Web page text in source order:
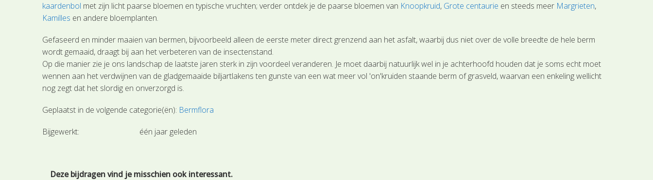
kaardenbol met zijn licht paarse bloemen en typische vruchten; verder ontdek je de paarse bloemen van Knoopkruid, Grote centaurie en steeds meer Margrieten,
Kamilles en andere bloemplanten.
Gefaseerd en minder maaien van bermen, bijvoorbeeld alleen de eerste meter direct grenzend aan het asfalt, waarbij dus niet over de volle breedte de hele berm
wordt gemaaid, draagt bij aan het verbeteren van de insectenstand.
Op die manier zie je ons landschap de laatste jaren sterk in zijn voordeel veranderen. Je moet daarbij natuurlijk wel in je achterhoofd houden dat je soms echt moet
wennen aan het verdwijnen van de gladgemaaide biljartlakens ten gunste van een wat meer vol 'on'kruiden staande berm of grasveld, waarvan een enkeling wellicht
nog zegt dat het slordig en onverzorgd is.
Geplaatst in de volgende categorie(ën): Bermflora
Bijgewerkt: één jaar geleden
Deze bijdragen vind je misschien ook interessant.